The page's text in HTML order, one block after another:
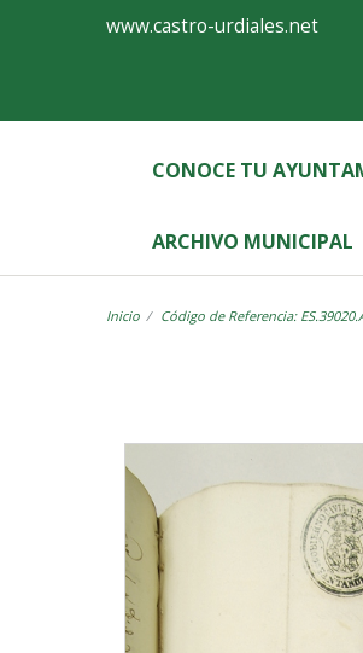
Castro-
Urdiales
www.castro-urdiales.net
CONOCE TU
ARCHIVO MUNICIPAL
Inicio Código de Referencia: